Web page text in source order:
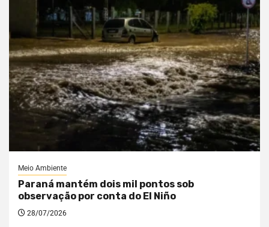
Meio Ambiente
Paraná mantém dois mil pontos sob
observação por conta do El Niño
28/07/2026